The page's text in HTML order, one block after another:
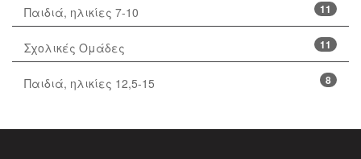
11
Παιδιά, ηλικίες 7-10
11
Σχολικές Ομάδες
8
Παιδιά, ηλικίες 12,5-15